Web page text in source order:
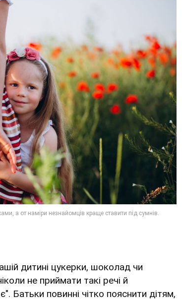
дитині цукерки, шоколад чи
не приймати такі речі й
Батьки повинні чітко пояснити дітям,